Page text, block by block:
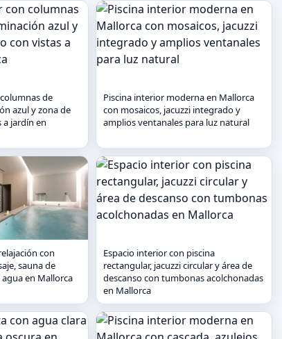
de
azul y zona de
a jardín en
Piscina interior moderna en Mallorca
con mosaicos, jacuzzi integrado y
amplios ventanales para luz natural
con
sauna de
en Mallorca
Espacio interior con piscina
rectangular, jacuzzi circular y área de
descanso con tumbonas acolchonadas
en Mallorca